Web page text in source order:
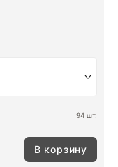
94 шт.
В корзину